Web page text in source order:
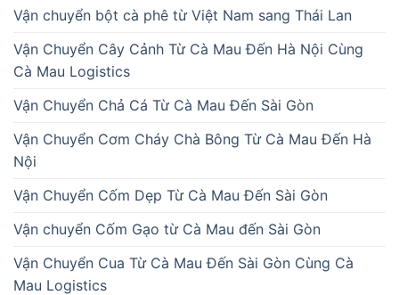
Vận chuyển bột cà phê từ Việt Nam sang Thái Lan
Vận Chuyển Cây Cảnh Từ Cà Mau Đến Hà Nội Cùng
Cà Mau Logistics
Vận Chuyển Chả Cá Từ Cà Mau Đến Sài Gòn
Vận Chuyển Cơm Cháy Chà Bông Từ Cà Mau Đến Hà
Nội
Vận Chuyển Cốm Dẹp Từ Cà Mau Đến Sài Gòn
Vận chuyển Cốm Gạo từ Cà Mau đến Sài Gòn
Vận Chuyển Cua Từ Cà Mau Đến Sài Gòn Cùng Cà
Mau Logistics